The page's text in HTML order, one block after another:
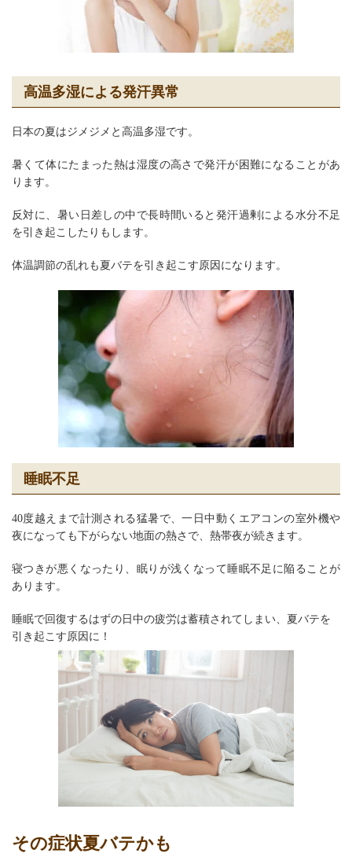
高温多湿による発汗異常
日本の夏はジメジメと高温多湿です。
暑くて体にたまった熱は湿度の高さで発汗が困難になることがあ
ります。
反対に、暑い日差しの中で長時間いると発汗過剰による水分不足
を引き起こしたりもします。
体温調節の乱れも夏バテを引き起こす原因になります。
睡眠不足
40度越えまで計測される猛暑で、一日中動くエアコンの室外機や
夜になっても下がらない地面の熱さで、熱帯夜が続きます。
寝つきが悪くなったり、眠りが浅くなって睡眠不足に陥ることが
あります。
睡眠で回復するはずの日中の疲労は蓄積されてしまい、夏バテを
引き起こす原因に！
その症状夏バテかも